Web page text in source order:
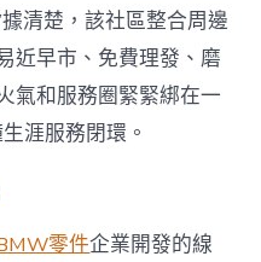
清楚，該社區整合周邊
近早市、免費理發、磨
氣和服務圈緊緊綁在一
涯服務閉環。
零件企業開發的線